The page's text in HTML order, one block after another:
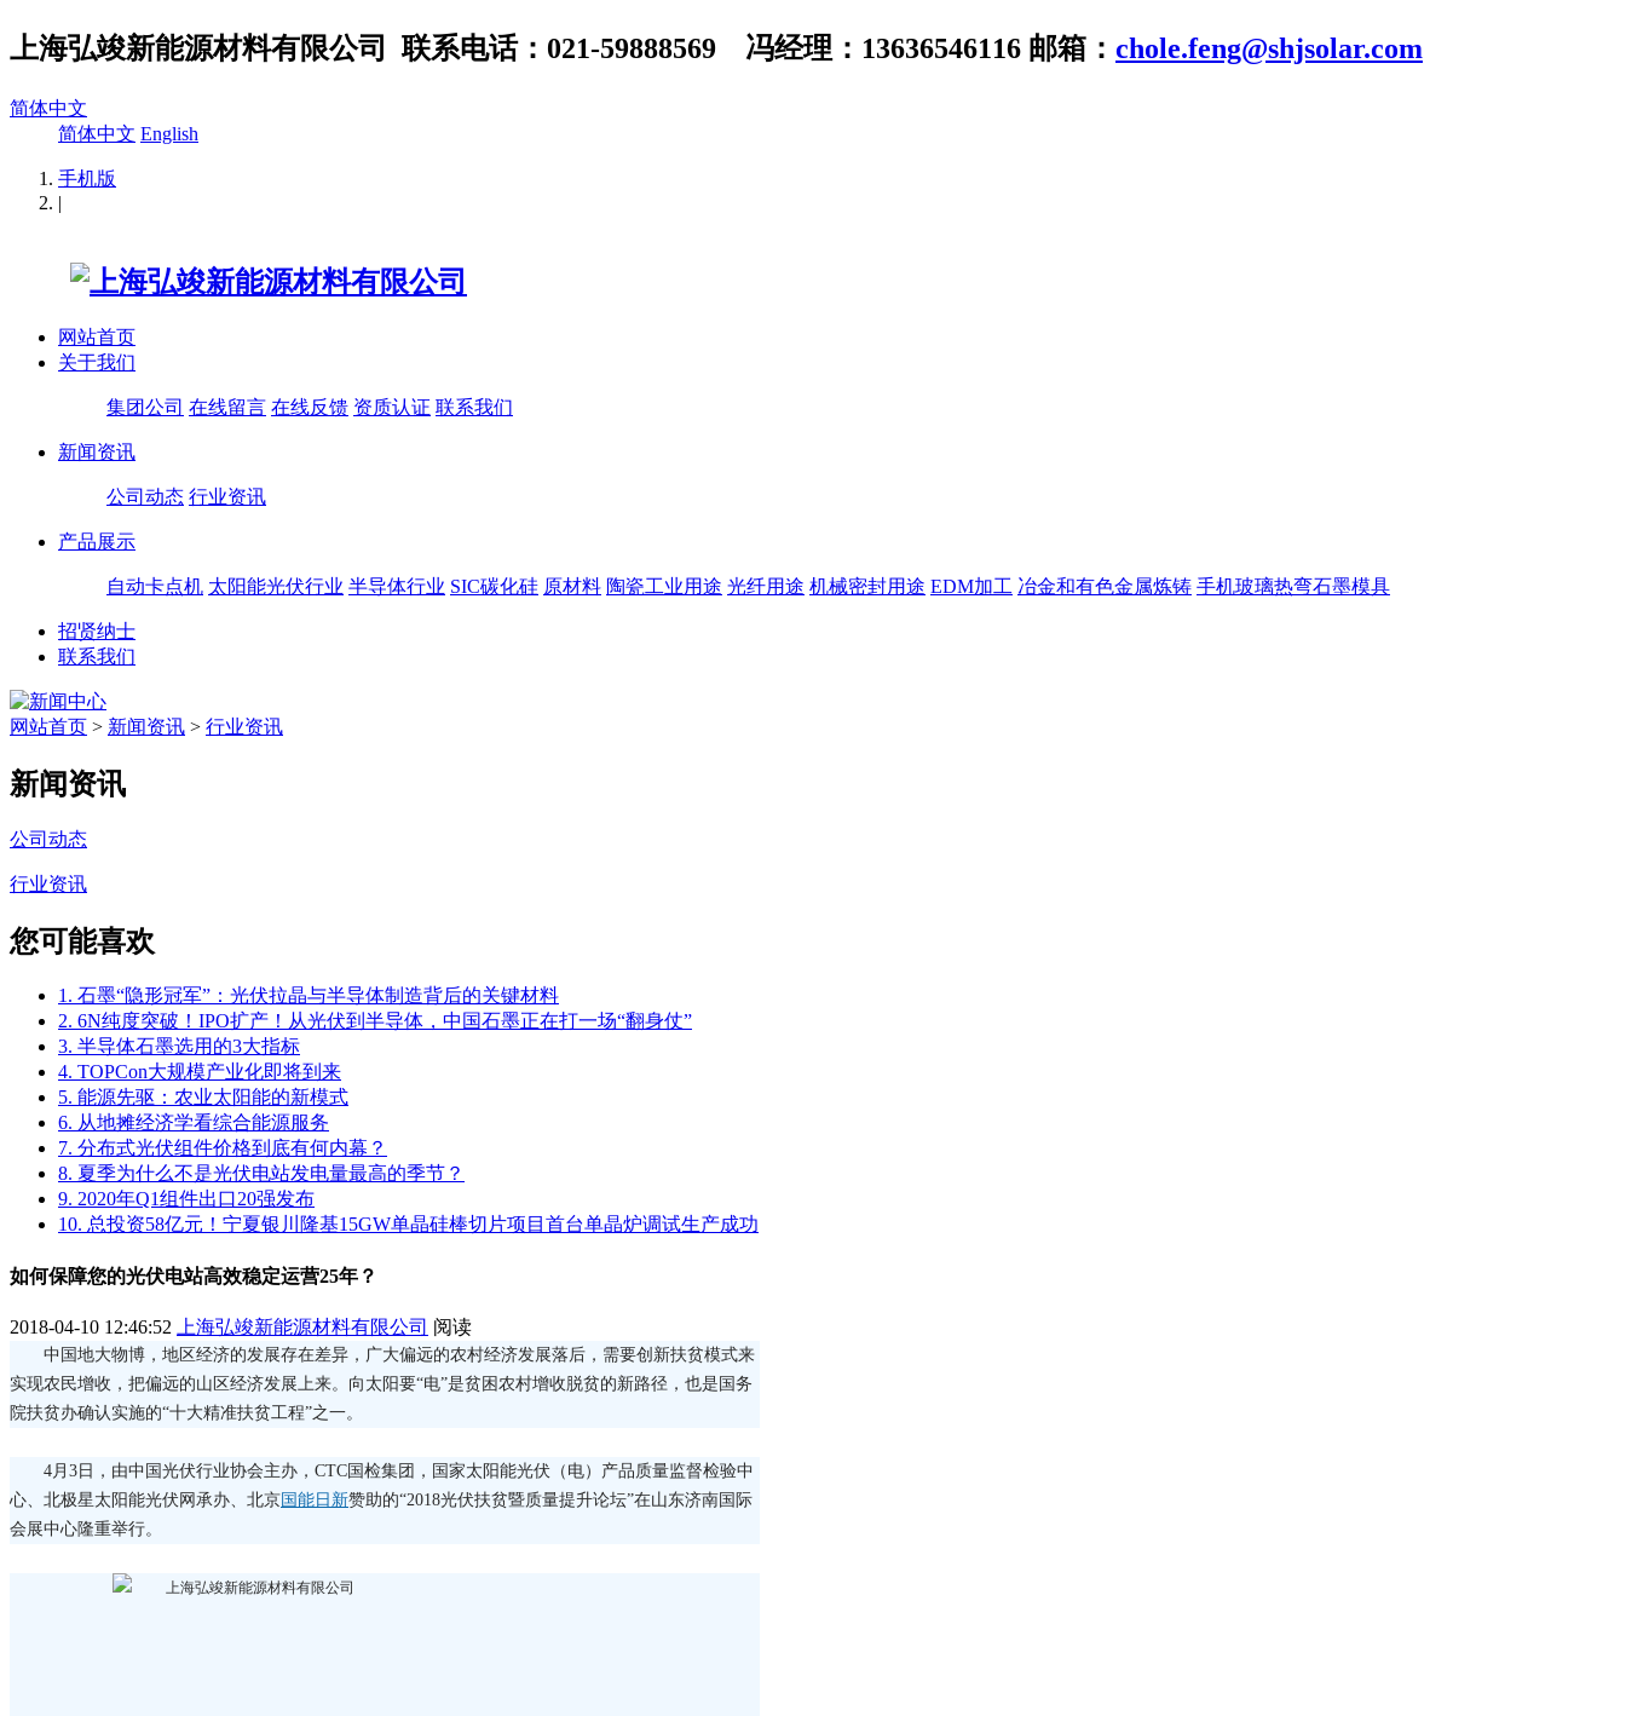
上海弘竣新能源材料有限公司 联系电话：021-59888569 冯经理：13636546116 邮箱： chole.feng@shjsolar.com
简体中文
简体中文 English
手机版
|
网站首页
关于我们
集团公司 在线留言 在线反馈 资质认证 联系我们
新闻资讯
公司动态 行业资讯
产品展示
自动卡点机 太阳能光伏行业 半导体行业 SIC碳化硅 原材料 陶瓷工业用途 光纤用途 机械密封用途 EDM加工 冶金和有色金属炼铸 手机玻璃热弯石墨模具
招贤纳士
联系我们
网站首页 > 新闻资讯 > 行业资讯
新闻资讯
公司动态
行业资讯
您可能喜欢
1. 石墨“隐形冠军”：光伏拉晶与半导体制造背后的关键材料
2. 6N纯度突破！IPO扩产！从光伏到半导体，中国石墨正在打一场“翻身仗”
3. 半导体石墨选用的3大指标
4. TOPCon大规模产业化即将到来
5. 能源先驱：农业太阳能的新模式
6. 从地摊经济学看综合能源服务
7. 分布式光伏组件价格到底有何内幕？
8. 夏季为什么不是光伏电站发电量最高的季节？
9. 2020年Q1组件出口20强发布
10. 总投资58亿元！宁夏银川隆基15GW单晶硅棒切片项目首台单晶炉调试生产成功
如何保障您的光伏电站高效稳定运营25年？
2018-04-10 12:46:52 上海弘竣新能源材料有限公司 阅读
中国地大物博，地区经济的发展存在差异，广大偏远的农村经济发展落后，需要创新扶贫模式来
实现农民增收，把偏远的山区经济发展上来。向太阳要“电”是贫困农村增收脱贫的新路径，也是国务
院扶贫办确认实施的“十大精准扶贫工程”之一。
4月3日，由中国光伏行业协会主办，CTC国检集团，国家太阳能光伏（电）产品质量监督检验中
心、北极星太阳能光伏网承办、北京 国能日新赞助的“2018光伏扶贫暨质量提升论坛”在山东济南国际
会展中心隆重举行。